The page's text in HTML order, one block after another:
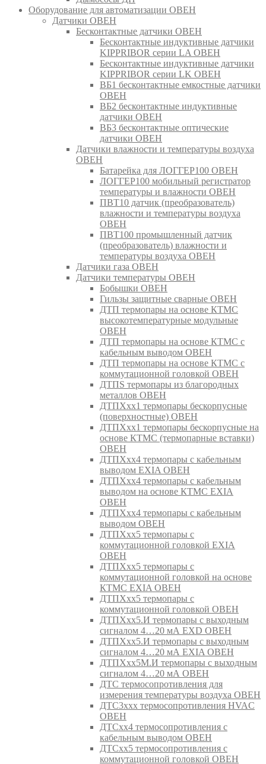
Оборудование для автоматизации ОВЕН
Датчики ОВЕН
Бесконтактные датчики ОВЕН
Бесконтактные индуктивные датчики
KIPPRIBOR серии LA ОВЕН
Бесконтактные индуктивные датчики
KIPPRIBOR серии LK ОВЕН
ВБ1 бесконтактные емкостные датчики
ОВЕН
ВБ2 бесконтактные индуктивные
датчики ОВЕН
ВБ3 бесконтактные оптические
датчики ОВЕН
Датчики влажности и температуры воздуха
ОВЕН
Батарейка для ЛОГГЕР100 ОВЕН
ЛОГГЕР100 мобильный регистратор
температуры и влажности ОВЕН
ПВТ10 датчик (преобразователь)
влажности и температуры воздуха
ОВЕН
ПВТ100 промышленный датчик
(преобразователь) влажности и
температуры воздуха ОВЕН
Датчики газа ОВЕН
Датчики температуры ОВЕН
Бобышки ОВЕН
Гильзы защитные сварные ОВЕН
ДТП термопары на основе КТМС
высокотемпературные модульные
ОВЕН
ДТП термопары на основе КТМС с
кабельным выводом ОВЕН
ДТП термопары на основе КТМС с
коммутационной головкой ОВЕН
ДТПS термопары из благородных
металлов ОВЕН
ДТПХхх1 термопары бескорпусные
(поверхностные) ОВЕН
ДТПХхх1 термопары бескорпусные на
основе КТМС (термопарные вставки)
ОВЕН
ДТПХхх4 термопары с кабельным
выводом EXIA ОВЕН
ДТПХхх4 термопары с кабельным
выводом на основе КТМС EXIA
ОВЕН
ДТПХхх4 термопары с кабельным
выводом ОВЕН
ДТПХхх5 термопары с
коммутационной головкой EXIA
ОВЕН
ДТПХхх5 термопары с
коммутационной головкой на основе
КТМС EXIA ОВЕН
ДТПХхх5 термопары с
коммутационной головкой ОВЕН
ДТПХхх5.И термопары с выходным
сигналом 4…20 мА EXD ОВЕН
ДТПХхх5.И термопары с выходным
сигналом 4…20 мА EXIA ОВЕН
ДТПХхх5М.И термопары с выходным
сигналом 4…20 мА ОВЕН
ДТС термосопротивления для
измерения температуры воздуха ОВЕН
ДТС3ххх термосопротивления HVAC
ОВЕН
ДТСхх4 термосопротивления с
кабельным выводом ОВЕН
ДТСхх5 термосопротивления с
коммутационной головкой ОВЕН